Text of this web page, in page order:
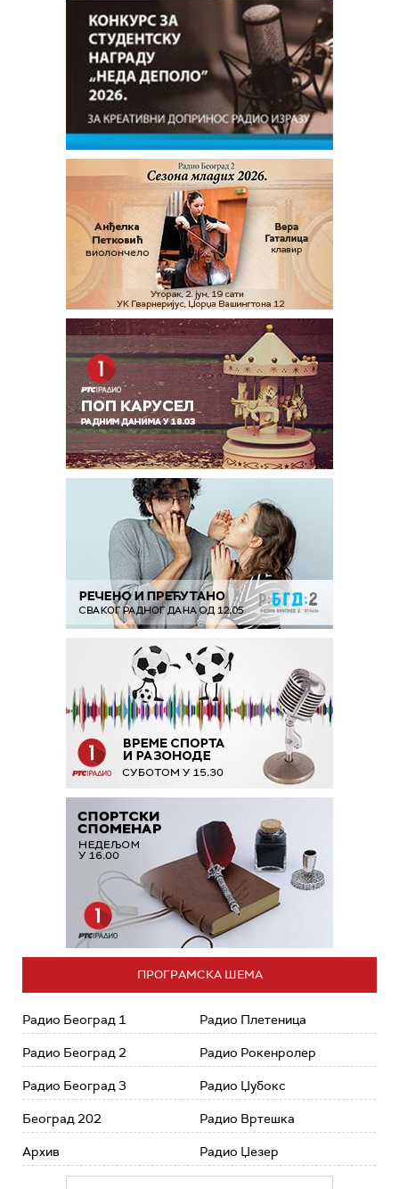
ПРОГРАМСКА ШЕМА
Радио Београд 1
Радио Београд 2
Радио Београд 3
Београд 202
Архив
Радио Плетеница
Радио Рокенролер
Радио Џубокс
Радио Вртешка
Радио Џезер